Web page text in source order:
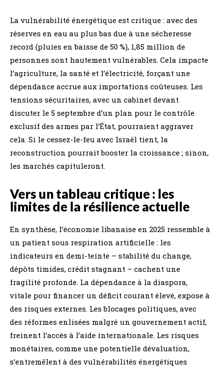
La vulnérabilité énergétique est critique : avec des
réserves en eau au plus bas due à une sécheresse
record (pluies en baisse de 50 %), 1,85 million de
personnes sont hautement vulnérables. Cela impacte
l’agriculture, la santé et l’électricité, forçant une
dépendance accrue aux importations coûteuses. Les
tensions sécuritaires, avec un cabinet devant
discuter le 5 septembre d’un plan pour le contrôle
exclusif des armes par l’État, pourraient aggraver
cela. Si le cessez-le-feu avec Israël tient, la
reconstruction pourrait booster la croissance ; sinon,
les marchés capituleront.
Vers un tableau critique : les
limites de la résilience actuelle
En synthèse, l’économie libanaise en 2025 ressemble à
un patient sous respiration artificielle : les
indicateurs en demi-teinte – stabilité du change,
dépôts timides, crédit stagnant – cachent une
fragilité profonde. La dépendance à la diaspora,
vitale pour financer un déficit courant élevé, expose à
des risques externes. Les blocages politiques, avec
des réformes enlisées malgré un gouvernement actif,
freinent l’accès à l’aide internationale. Les risques
monétaires, comme une potentielle dévaluation,
s’entremêlent à des vulnérabilités énergétiques